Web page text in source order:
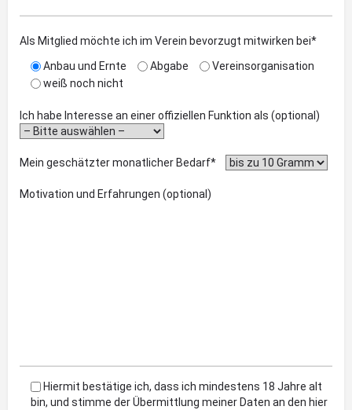
Als Mitglied möchte ich im Verein bevorzugt mitwirken bei*
Anbau und Ernte
Abgabe
Vereinsorganisation
weiß noch nicht
Ich habe Interesse an einer offiziellen Funktion als (optional)
Mein geschätzter monatlicher Bedarf*
Motivation und Erfahrungen (optional)
Hiermit bestätige ich, dass ich mindestens 18 Jahre alt
bin, und stimme der Übermittlung meiner Daten an den hier